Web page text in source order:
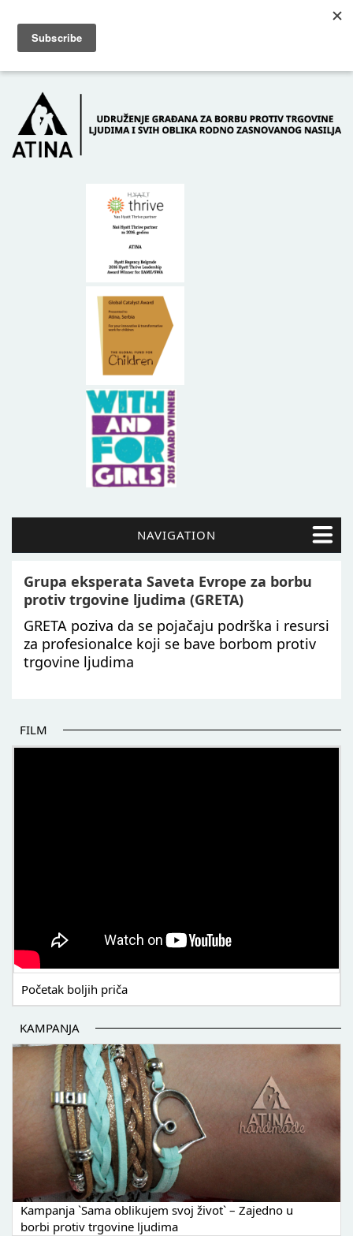
POČETNA O NAMA
NAVIGATION
Grupa eksperata Saveta Evrope za borbu
protiv trgovine ljudima (GRETA)
GRETA poziva da se pojačaju podrška i resursi
za profesionalce koji se bave borbom protiv
trgovine ljudima
FILM
Početak boljih priča
KAMPANJA
Kampanja `Sama oblikujem svoj život` – Zajedno u
borbi protiv trgovine ljudima